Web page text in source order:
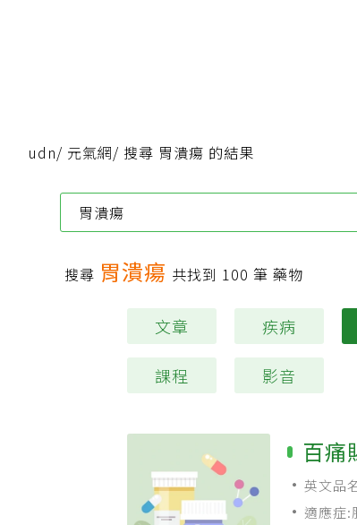
udn/ 元氣網/ 搜尋 胃潰瘍 的結果
搜尋 胃潰瘍 共找到 100 筆 藥物
文章 疾病
課程 影音
百痛
英文品
適應症: